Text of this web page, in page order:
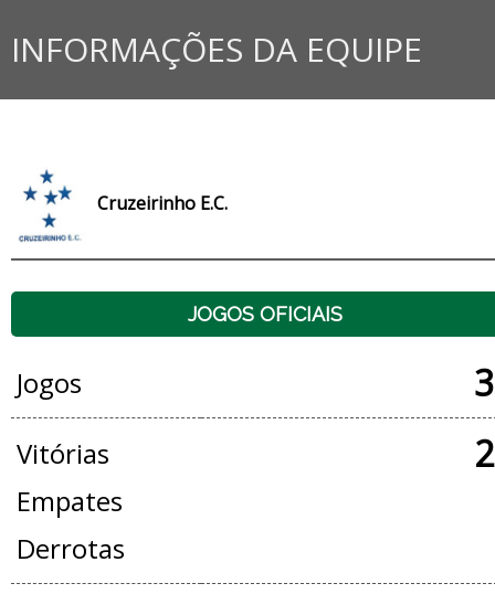
INFORMAÇÕES DA EQUIPE
Cruzeirinho E.C.
JOGOS OFICIAIS
Jogos
Vitórias
Empates
Derrotas